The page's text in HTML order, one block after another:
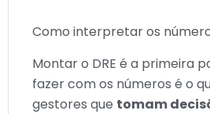
Como interpretar os
Montar o DRE é a primeira
fazer com os números é o
gestores que tomam